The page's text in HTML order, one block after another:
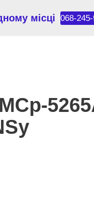
місці 068-